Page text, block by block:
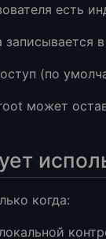
есть
(по
может
когда: